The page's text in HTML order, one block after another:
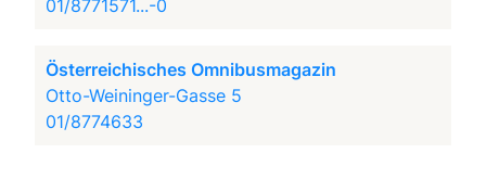
01/8771571...-0
Österreichisches Omnibusmagazin
Otto-Weininger-Gasse 5
01/8774633